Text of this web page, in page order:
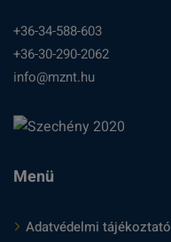
+36-34-588-603
+36-30-290-2062
info@mznt.hu
Menü
Adatvédelmi tájékoztató